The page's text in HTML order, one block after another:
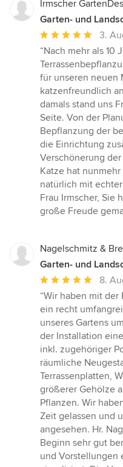
Irmscher
Garten- und
Durchschnittliche
Bewertung:
5
von
5
Sternen
3.
“Nach mehr als 10
für unseren neuen
katzenfreundlich
damals stand uns
Seite. Von der
Bepflanzung der
die Einrichtung
Verschönerung
Katze hat
natürlich mit
Frau Irmscher, Sie
große Freude
Nagelschmitz &
Garten- und
Durchschnittliche
Bewertung:
5
von
5
Sternen
8.
“Wir haben mit
ein recht
unseres Gartens
der Installation
inkl. zugehöriger
räumliche
Terrassenplatten,
größerer Gehölze
Pflanzen. Wir
Zeit gelassen und
angesehen. Hr.
Beginn sehr gut
und Vorstellungen